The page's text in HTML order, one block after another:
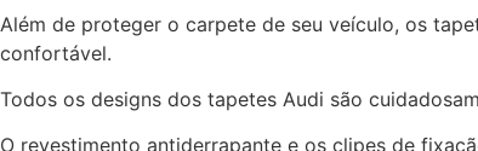
Além de proteger o carpete de seu veículo, os
confortável.
Todos os designs dos tapetes Audi são
O revestimento antiderrapante e os clipes de